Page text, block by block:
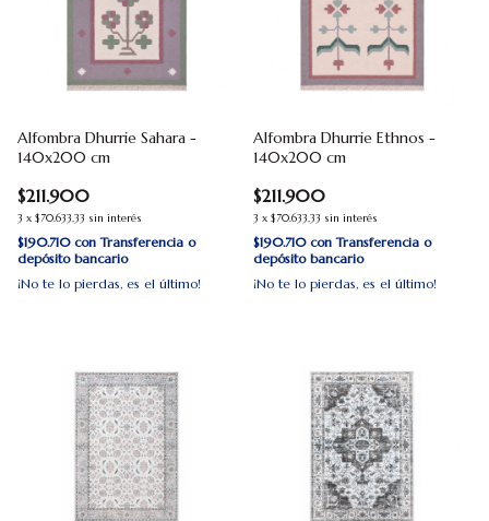
Alfombra Dhurrie Sahara -
140x200 cm
$211.900
3 x $70.633,33 sin interés
$190.710 con Transferencia o
depósito bancario
¡No te lo pierdas, es el último!
Alfombra Dhurrie Ethnos -
140x200 cm
$211.900
3 x $70.633,33 sin interés
$190.710 con Transferencia o
depósito bancario
¡No te lo pierdas, es el último!